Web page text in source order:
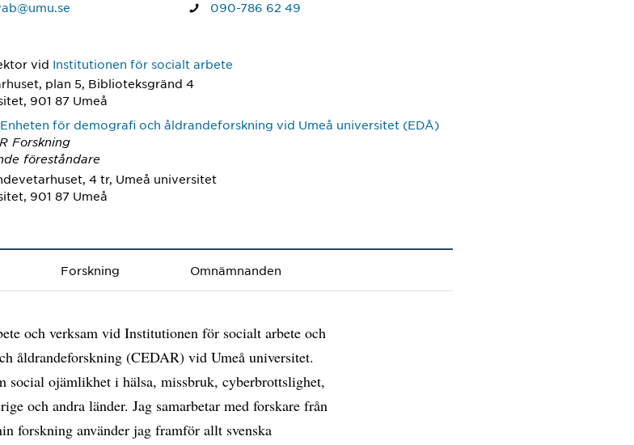
090-786 62 49
vid Institutionen för socialt arbete
plan 5, Biblioteksgränd 4
901 87 Umeå
Enheten för demografi och åldrandeforskning vid Umeå universitet (EDÅ)
Forskning
föreståndare
4 tr, Umeå universitet
901 87 Umeå
Forskning Omnämnanden
och verksam vid Institutionen för socialt arbete och
åldrandeforskning (CEDAR) vid Umeå universitet.
social ojämlikhet i hälsa, missbruk, cyberbrottslighet,
och andra länder. Jag samarbetar med forskare från
forskning använder jag framför allt svenska